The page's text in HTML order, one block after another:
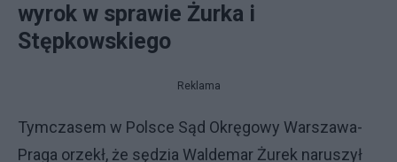
wyrok w sprawie Żurka i
Stępkowskiego
Reklama
Tymczasem w Polsce Sąd Okręgowy Warszawa-
Praga orzekł, że sędzia Waldemar Żurek naruszył